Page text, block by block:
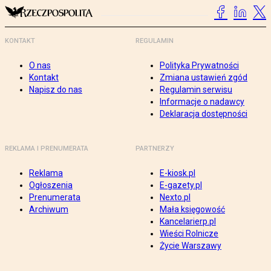
KONTAKT
O nas
Kontakt
Napisz do nas
REGULAMIN
Polityka Prywatności
Zmiana ustawień zgód
Regulamin serwisu
Informacje o nadawcy
Deklaracja dostępności
REKLAMA I PRENUMERATA
Reklama
Ogłoszenia
Prenumerata
Archiwum
PARTNERZY
E-kiosk.pl
E-gazety.pl
Nexto.pl
Mała księgowość
Kancelarierp.pl
Wieści Rolnicze
Życie Warszawy